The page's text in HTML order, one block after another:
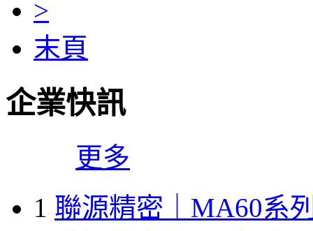
>
末頁
企業快訊
更多
1 聯源精密｜MA60系